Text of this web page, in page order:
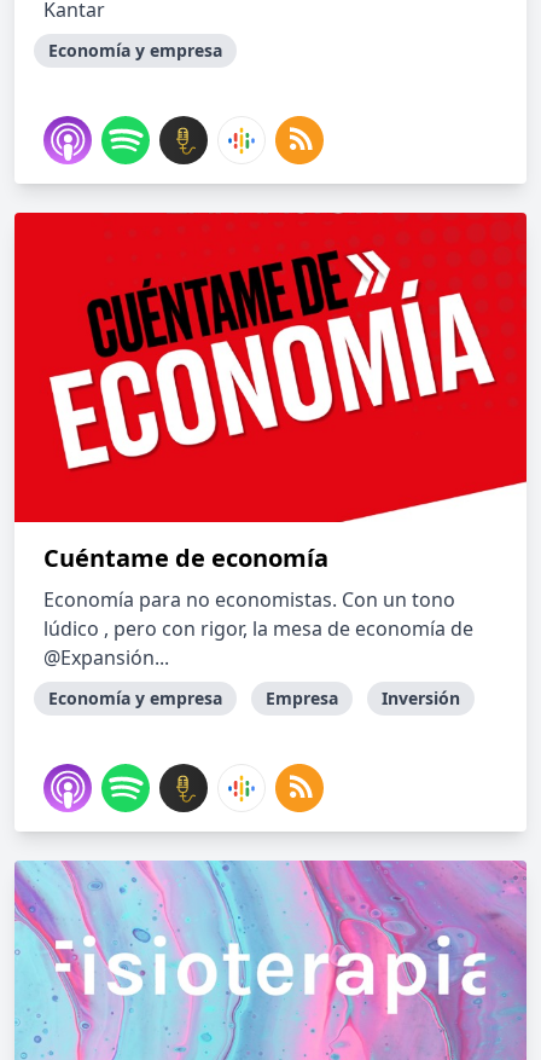
Kantar
Economía y empresa
Cuéntame de economía
Economía para no economistas. Con un tono
lúdico , pero con rigor, la mesa de economía de
@Expansión...
Economía y empresa Empresa Inversión